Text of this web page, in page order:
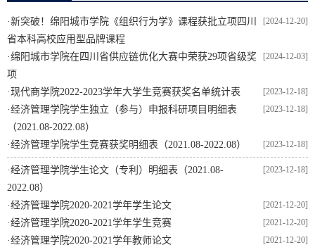
[2024-12-20]
·新突破！绵阳城市学院《组织行为学》课程获批立项四川
省本科高校应用型品牌课程
[2024-12-03]
·绵阳城市学院在四川省供应链优化大赛中荣获29项省级奖
项
[2023-12-18]
·现代商学院2022-2023学年大学生竞赛获奖名单统计表
[2023-12-18]
·经济管理学院学生独立（参与）申报科研项目明细表
（2021.08-2022.08）
[2023-12-18]
·经济管理学院学生竞赛获奖明细表（2021.08-2022.08）
[2023-12-18]
·经济管理学院学生论文（专利）明细表（2021.08-
2022.08）
[2021-12-20]
·经济管理学院2020-2021学年学生论文
[2021-12-20]
·经济管理学院2020-2021学年学生竞赛
[2021-12-20]
·经济管理学院2020-2021学年教师论文